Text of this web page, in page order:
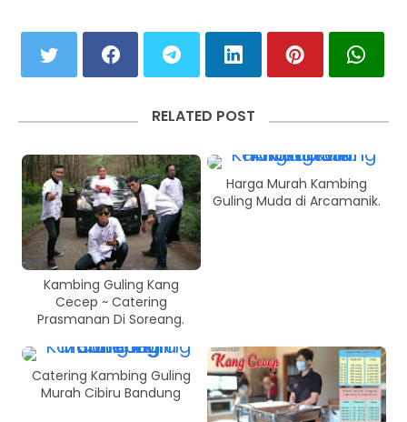
RELATED POST
Kambing Guling Kang
Cecep ~ Catering
Prasmanan Di Soreang.
Harga Murah Kambing
Guling Muda di Arcamanik.
Catering Kambing Guling
Murah Cibiru Bandung